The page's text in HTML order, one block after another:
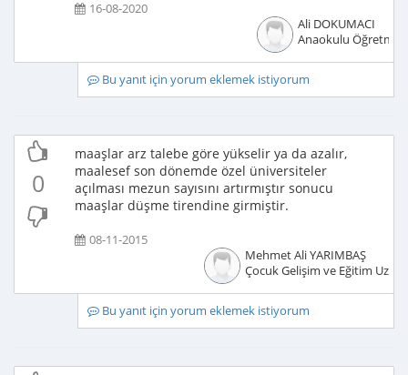
16-08-2020
Ali DOKUMACI
Anaokulu
Bu yanıt için yorum eklemek istiyorum
0
maaşlar arz talebe göre yükselir ya da azalır,
maalesef son dönemde özel üniversiteler
açılması mezun sayısını artırmıştır sonucu
maaşlar düşme tirendine girmiştir.
08-11-2015
Mehmet Ali YARIMBAŞ
Çocuk Gelişim ve Eğitim
Bu yanıt için yorum eklemek istiyorum